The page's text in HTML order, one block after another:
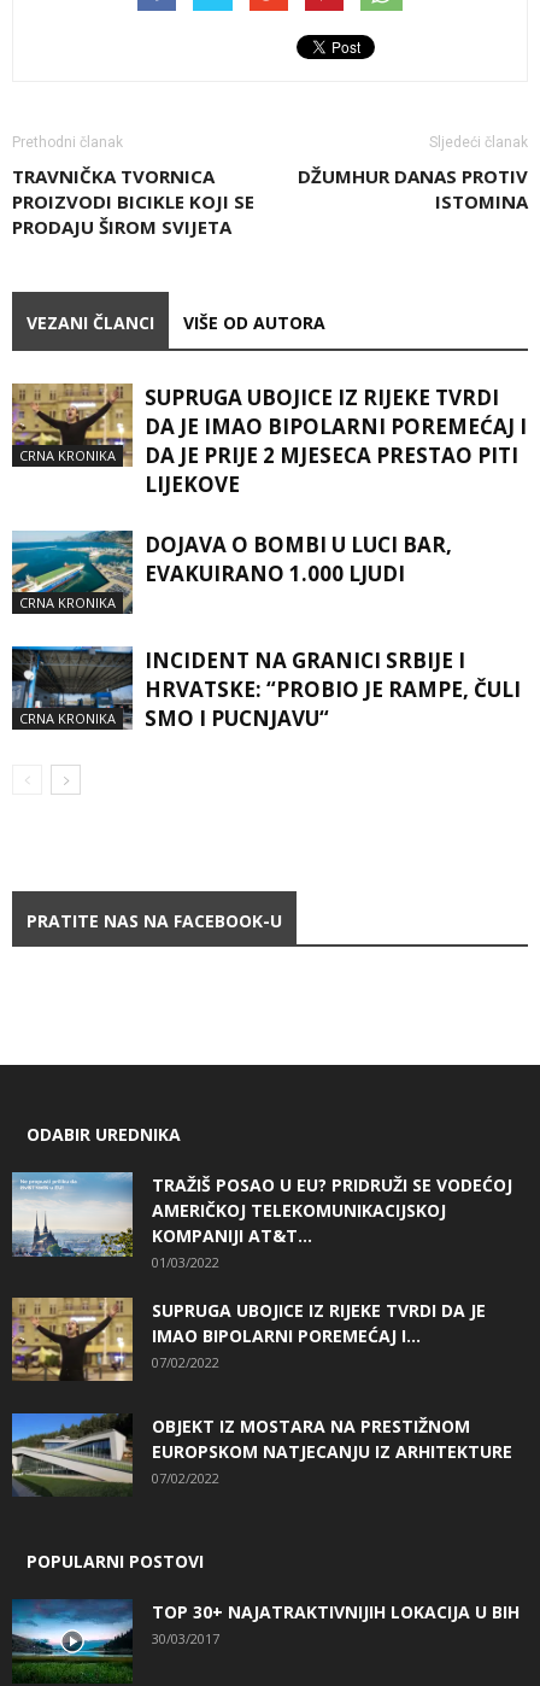
Prethodni članak
TRAVNIČKA TVORNICA
PROIZVODI BICIKLE KOJI SE
PRODAJU ŠIROM SVIJETA
Sljedeći članak
DŽUMHUR DANAS PROTIV
ISTOMINA
VEZANI ČLANCI VIŠE OD AUTORA
CRNA KRONIKA
SUPRUGA UBOJICE IZ RIJEKE TVRDI
DA JE IMAO BIPOLARNI POREMEĆAJ I
DA JE PRIJE 2 MJESECA PRESTAO PITI
LIJEKOVE
CRNA KRONIKA
DOJAVA O BOMBI U LUCI BAR,
EVAKUIRANO 1.000 LJUDI
CRNA KRONIKA
INCIDENT NA GRANICI SRBIJE I
HRVATSKE: “PROBIO JE RAMPE, ČULI
SMO I PUCNJAVU“
PRATITE NAS NA FACEBOOK-U
ODABIR UREDNIKA
TRAŽIŠ POSAO U EU? PRIDRUŽI SE VODEĆOJ
AMERIČKOJ TELEKOMUNIKACIJSKOJ
KOMPANIJI AT&T...
01/03/2022
SUPRUGA UBOJICE IZ RIJEKE TVRDI DA JE
IMAO BIPOLARNI POREMEĆAJ I...
07/02/2022
OBJEKT IZ MOSTARA NA PRESTIŽNOM
EUROPSKOM NATJECANJU IZ ARHITEKTURE
07/02/2022
POPULARNI POSTOVI
TOP 30+ NAJATRAKTIVNIJIH LOKACIJA U BIH
30/03/2017